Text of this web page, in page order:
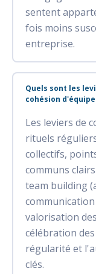
sentent
fois moins
entreprise.
Quels sont les
cohésion
Les leviers de
rituels
collectifs,
communs
team building
valorisation
célébration
régularité et
clés.